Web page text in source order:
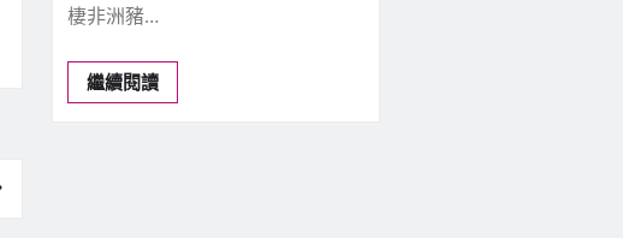
棲非洲豬…
繼續閱讀